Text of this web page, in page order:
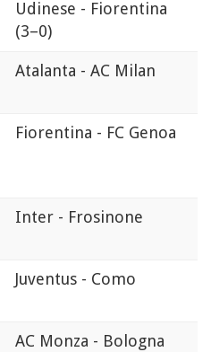
Udinese - Fiorentina
(3–0)
Atalanta - AC Milan
Fiorentina - FC Genoa
Inter - Frosinone
Juventus - Como
AC Monza - Bologna